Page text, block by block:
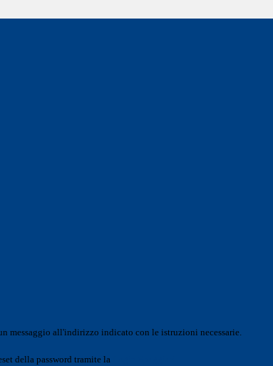
messaggio all'indirizzo indicato con le istruzioni necessarie.
della password tramite la